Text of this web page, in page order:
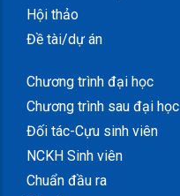
Hội thảo
Đề tài/dự án
Chương trình đại học
Chương trình sau đại học
Đối tác-Cựu sinh viên
NCKH Sinh viên
Chuẩn đầu ra